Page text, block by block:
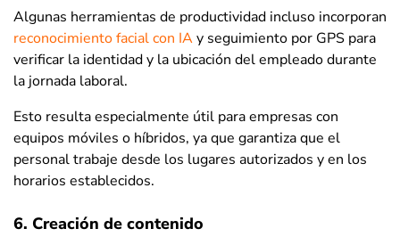
Algunas herramientas de productividad incluso incorporan
reconocimiento facial con IAy seguimiento por GPS para
verificar la identidad y la ubicación del empleado durante
la jornada laboral.
Esto resulta especialmente útil para empresas con
equipos móviles o híbridos, ya que garantiza que el
personal trabaje desde los lugares autorizados y en los
horarios establecidos.
6. Creación de contenido